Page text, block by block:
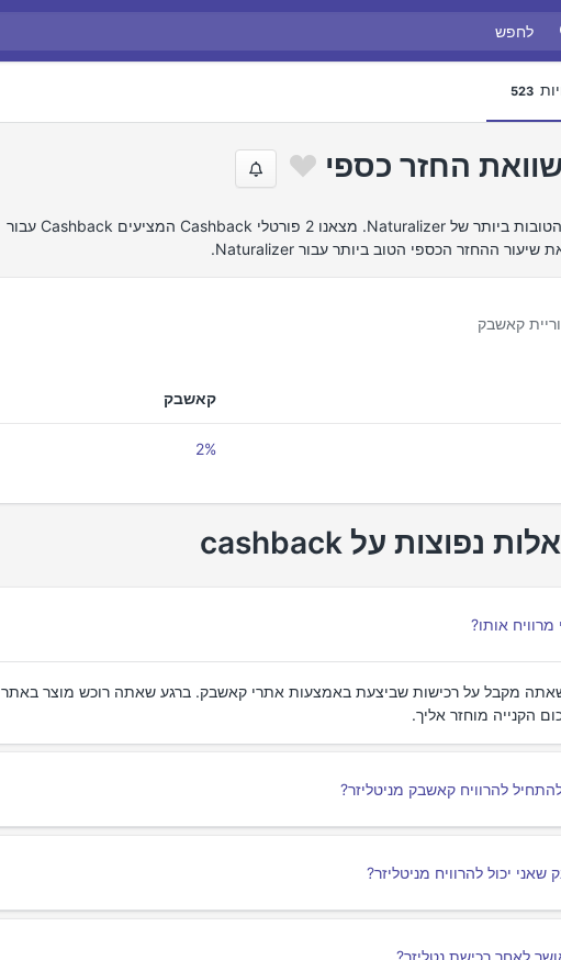
523
חיפשנו באינטרנט את הצעות ההחזר הטובות ביותר של Naturalizer. מצאנו 2 פורטלי Cashback המציעים Cashback עבור
קאשבק
קאשבק
2%
אותו?
מקבל על רכישות שביצעת באמצעות אתרי קאשבק. ברגע שאתה רוכש מוצר באתר
הקנייה מוחזר אליך.
להרוויח קאשבק מניטליזר?
יכול להרוויח מניטליזר?
לאחר רכישת נטליזר?